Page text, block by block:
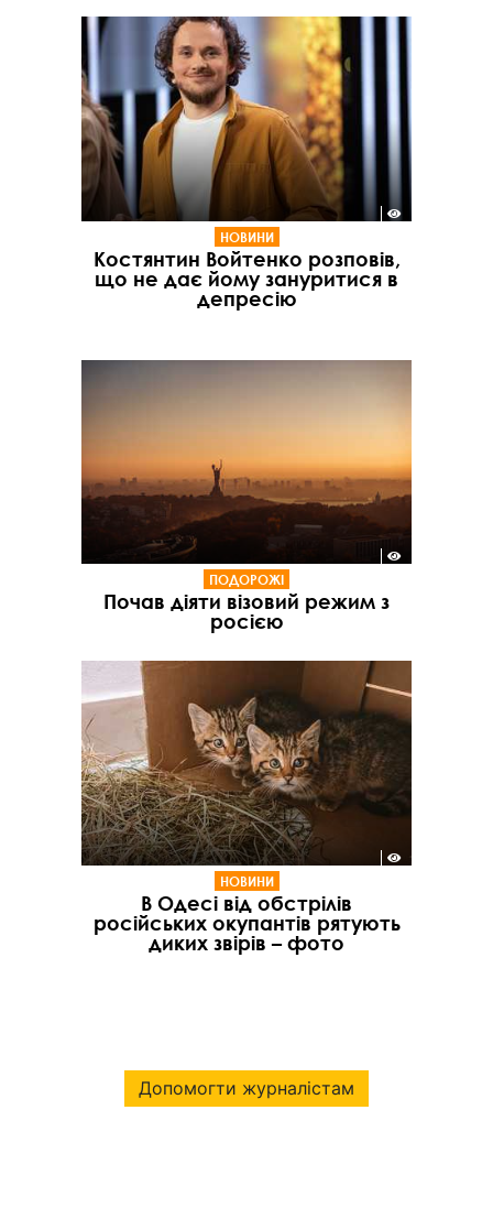
НОВИНИ
Костянтин Войтенко розповів,
що не дає йому зануритися в
депресію
ПОДОРОЖІ
Почав діяти візовий режим з
росією
НОВИНИ
В Одесі від обстрілів
російських окупантів рятують
диких звірів – фото
Допомогти журналістам